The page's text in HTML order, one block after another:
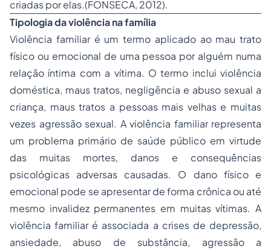
criadas por elas.(FONSECA, 2012).
Tipologia da violência na família
Violência familiar é um termo aplicado ao mau trato
físico ou emocional de uma pessoa por alguém numa
relação íntima com a vítima. O termo inclui violência
doméstica, maus tratos, negligência e abuso sexual a
criança, maus tratos a pessoas mais velhas e muitas
vezes agressão sexual. A violência familiar representa
um problema primário de saúde público em virtude
das muitas mortes, danos e consequências
psicológicas adversas causadas. O dano físico e
emocional pode se apresentar de forma crônica ou até
mesmo invalidez permanentes em muitas vítimas. A
violência familiar é associada a crises de depressão,
ansiedade, abuso de substância, agressão a